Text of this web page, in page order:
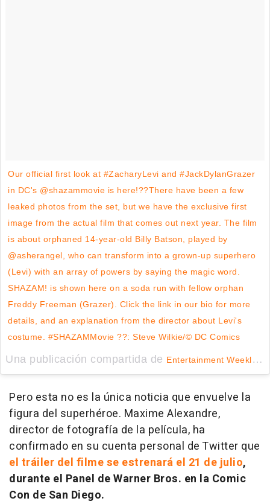
Our official first look at #ZacharyLevi and #JackDylanGrazer
in DC's @shazammovie is here!??There have been a few
leaked photos from the set, but we have the exclusive first
image from the actual film that comes out next year. The film
is about orphaned 14-year-old Billy Batson, played by
@asherangel, who can transform into a grown-up superhero
(Levi) with an array of powers by saying the magic word.
SHAZAM! is shown here on a soda run with fellow orphan
Freddy Freeman (Grazer). Click the link in our bio for more
details, and an explanation from the director about Levi's
costume. #SHAZAMMovie ??: Steve Wilkie/© DC Comics
Una publicación compartida de Entertainment Weekly
Pero esta no es la única noticia que envuelve la
figura del superhéroe. Maxime Alexandre,
director de fotografía de la película, ha
confirmado en su cuenta personal de Twitter que
el tráiler del filme se estrenará el 21 de julio,
durante el Panel de Warner Bros. en la Comic
Con de San Diego.